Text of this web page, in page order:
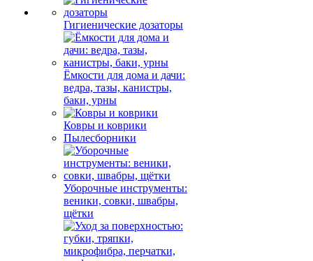
Гигиенические дозаторы
Ёмкости для дома и дачи:
ведра, тазы, канистры,
баки, урны
Ковры и коврики
Пылесборники
Уборочные инструменты:
веники, совки, швабры,
щётки